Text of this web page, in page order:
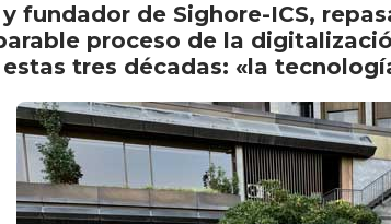
y fundador de Sighore-ICS,
proceso de la
tres décadas: «la